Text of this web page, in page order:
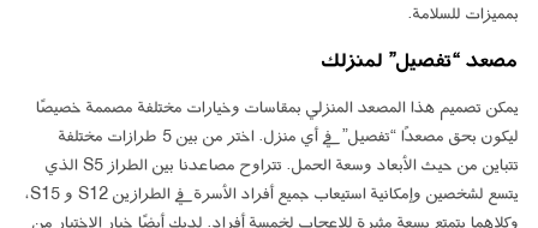
بمميزات للسلامة.
مصعد “تفصيل” لمنزلك
يمكن تصميم هذا المصعد المنزلي بمقاسات وخيارات مختلفة مصممة خصيصًا
ليكون بحق مصعدًا “تفصيل” في أي منزل. اختر من بين 5 طرازات مختلفة
تتباين من حيث الأبعاد وسعة الحمل. تتراوح مصاعدنا بين الطراز S5 الذي
يتسع لشخصين وإمكانية استيعاب جميع أفراد الأسرة في الطرازين S12 و S15،